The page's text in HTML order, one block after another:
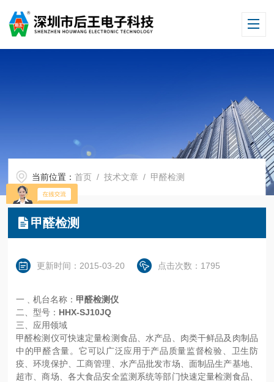
当前位置：首页 /技术文章 / 甲醛检测
甲醛检测
更新时间：2015-03-20 点击次数：1795
一﹑机台名称： 甲醛检测仪
二、型号： HHX-SJ10JQ
三、应用领域
甲醛检测仪可快速定量检测食品、水产品、肉类干鲜品及肉制品
中的甲醛含量。它可以广泛应用于产品质量监督检验、卫生防
疫、环境保护、工商管理、水产品批发市场、面制品生产基地、
超市、商场、各大食品安全监测系统等部门快速定量检测食品、